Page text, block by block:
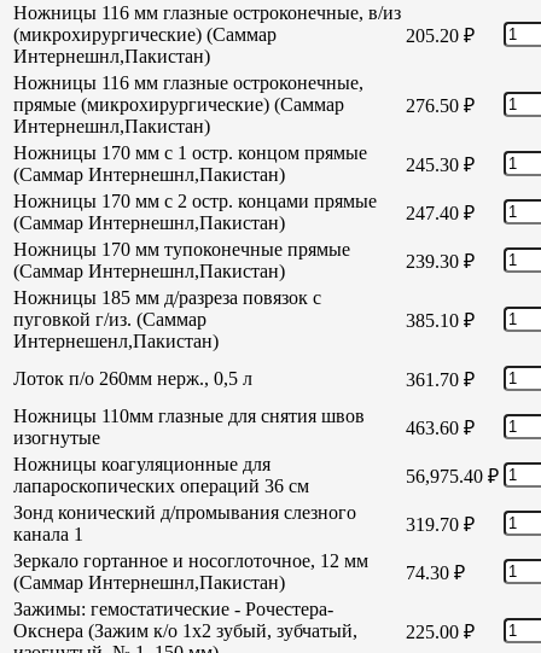
Ножницы 116 мм глазные остроконечные, в/из
(микрохирургические) (Саммар
Интернешнл,Пакистан)
205.20 ₽
Ножницы 116 мм глазные остроконечные,
прямые (микрохирургические) (Саммар
Интернешнл,Пакистан)
276.50 ₽
Ножницы 170 мм с 1 остр. концом прямые
(Саммар Интернешнл,Пакистан)
245.30 ₽
Ножницы 170 мм с 2 остр. концами прямые
(Саммар Интернешнл,Пакистан)
247.40 ₽
Ножницы 170 мм тупоконечные прямые
(Саммар Интернешнл,Пакистан)
239.30 ₽
Ножницы 185 мм д/разреза повязок с
пуговкой г/из. (Саммар
Интернешенл,Пакистан)
385.10 ₽
Лоток п/о 260мм нерж., 0,5 л 361.70 ₽
Ножницы 110мм глазные для снятия швов
изогнутые
463.60 ₽
Ножницы коагуляционные для
лапароскопических операций 36 см
56,975.40 ₽
Зонд конический д/промывания слезного
канала 1
319.70 ₽
Зеркало гортанное и носоглоточное, 12 мм
(Саммар Интернешнл,Пакистан)
74.30 ₽
Зажимы: гемостатические - Рочестера-
Окснера (Зажим к/о 1х2 зубый, зубчатый,
225.00 ₽